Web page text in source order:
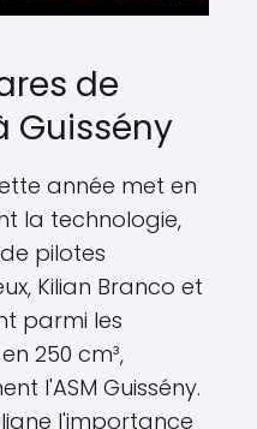
de
Guissény
année met en
la technologie,
pilotes
Kilian Branco et
parmi les
250 cm³,
l'ASM Guissény.
l'importance